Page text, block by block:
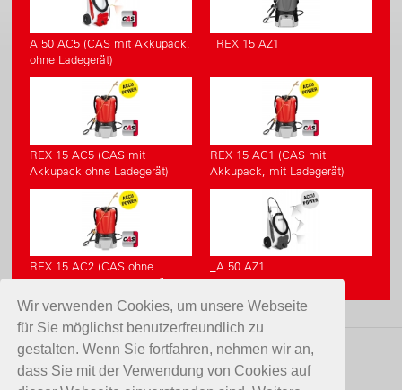
Wir verwenden Cookies, um unsere Webseite
für Sie möglichst benutzerfreundlich zu
gestalten. Wenn Sie fortfahren, nehmen wir an,
dass Sie mit der Verwendung von Cookies auf
A 50 AC5 (CAS mit Akkupack,
ohne Ladegerät)
_REX 15 AZ1
REX 15 AC5 (CAS mit
Akkupack ohne Ladegerät)
REX 15 AC1 (CAS mit
Akkupack, mit Ladegerät)
REX 15 AC2 (CAS ohne
Akkupack, ohne Ladegerät)
_A 50 AZ1
KONTAKT